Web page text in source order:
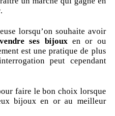
.
lorsqu’on souhaite avoir
vendre ses bijoux en or ou
est une pratique de plus
peut cependant
faire le bon choix lorsque
bijoux en or au meilleur